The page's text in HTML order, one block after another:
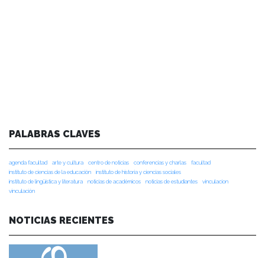
PALABRAS CLAVES
agenda facultad arte y cultura centro de noticias conferencias y charlas
facultad
instituto de ciencias de la educación
instituto de historia y ciencias sociales
instituto de lingüística y literatura
noticias de académicos noticias de estudiantes
vinculacion
vinculación
NOTICIAS RECIENTES